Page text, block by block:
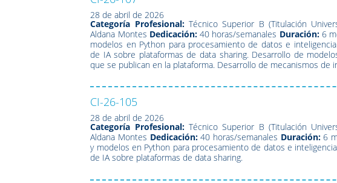
28 de abril de 2026
Categoría Profesional:Técnico Superior B (Titulación
Aldana Montes Dedicación:40 horas/semanales Duración: 6
modelos en Python para procesamiento de datos e
de IA sobre plataformas de data sharing. Desarrollo de
que se publican en la plataforma. Desarrollo de mecanismos de
CI-26-105
28 de abril de 2026
Categoría Profesional:Técnico Superior B (Titulación
Aldana Montes Dedicación:40 horas/semanales Duración: 6
y modelos en Python para procesamiento de datos e
de IA sobre plataformas de data sharing.